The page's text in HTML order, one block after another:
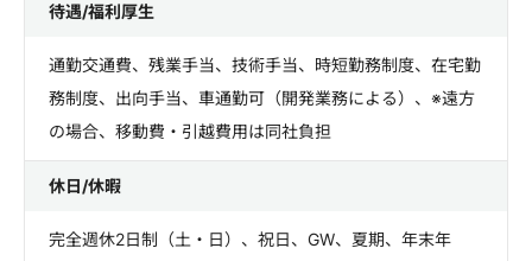
待遇/福利厚生
通勤交通費、残業手当、技術手当、時短勤務制度、在宅勤
務制度、出向手当、車通勤可（開発業務による）、※遠方
の場合、移動費・引越費用は同社負担
休日/休暇
完全週休2日制（土・日）、祝日、GW、夏期、年末年